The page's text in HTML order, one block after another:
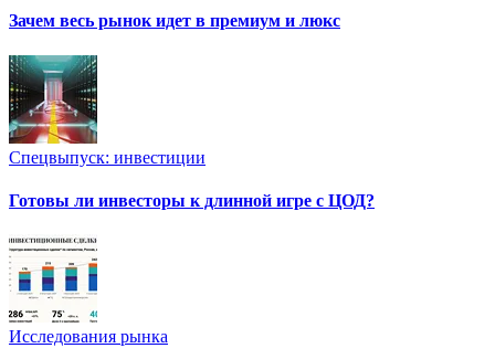
Зачем весь рынок идет в премиум и люкс
Спецвыпуск: инвестиции
Готовы ли инвесторы к длинной игре с ЦОД?
Исследования рынка